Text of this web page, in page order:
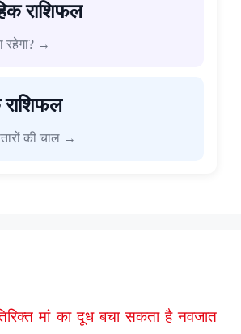
राशिफल
रहेगा? →
राशिफल
की चाल →
मां का दूध बचा सकता है नवजात